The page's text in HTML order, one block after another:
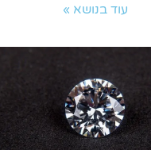
עוד בנושא »